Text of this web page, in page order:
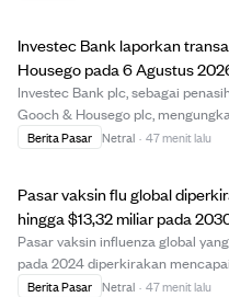
Investec Bank laporkan
Housego pada 6 Agustus
Investec Bank plc, sebagai
Gooch & Housego plc,
perdagangannya pada 6 Agustus
Berita Pasar Netral · 47 menit lalu
Pasar vaksin flu global
hingga $13,32 miliar pada
populasi lansia dan inovasi
Pasar vaksin influenza global
pada 2024 diperkirakan
2030 dengan tingkat pertumbuhan
Berita Pasar Netral · 47 menit lalu